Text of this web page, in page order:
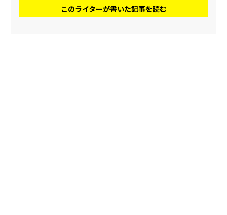
このライターが書いた記事を読む